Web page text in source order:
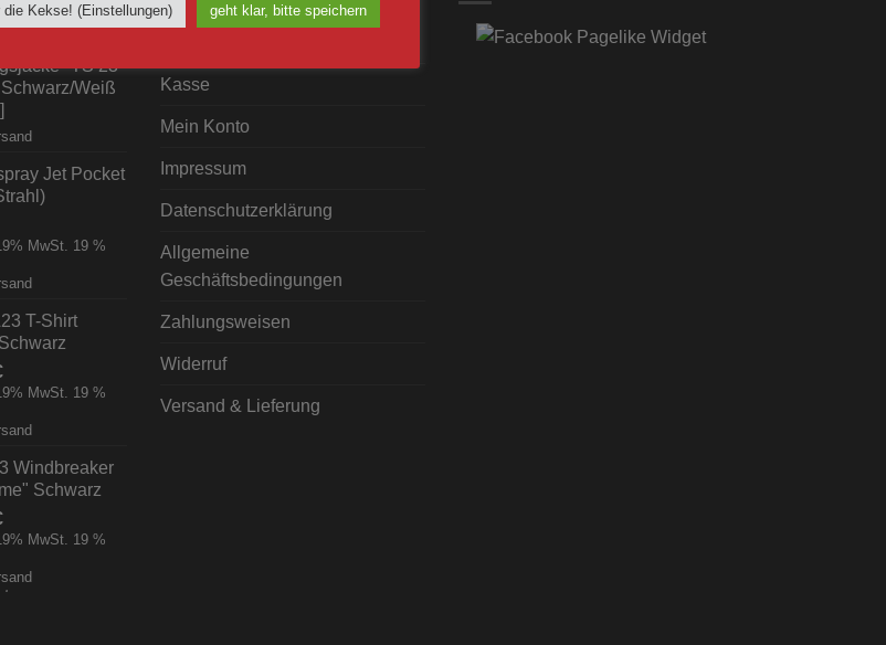
"TS 23
Weiß
Jet Pocket
MwSt. 19 %
T-Shirt
MwSt. 19 %
Windbreaker
Schwarz
MwSt. 19 %
Kasse
Mein Konto
Impressum
Datenschutzerklärung
Allgemeine
Geschäftsbedingungen
Zahlungsweisen
Widerruf
Versand & Lieferung
die Kekse! (Einstellungen) geht klar, bitte speichern